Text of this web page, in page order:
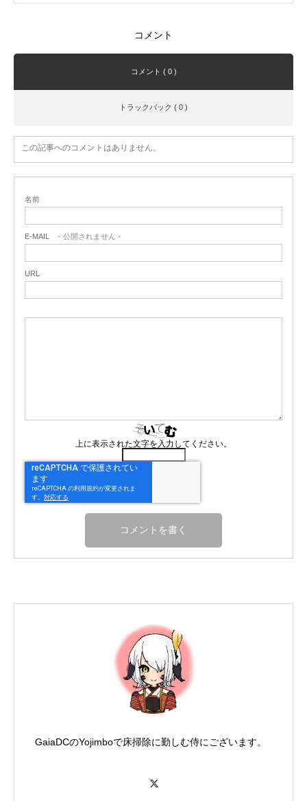
コメント
コメント ( 0 )
トラックバック ( 0 )
この記事へのコメントはありません。
名前
E-MAIL - 公開されません -
URL
上に表示された文字を入力してください。
GaiaDCのYojimboで床掃除に勤しむ侍にございます。